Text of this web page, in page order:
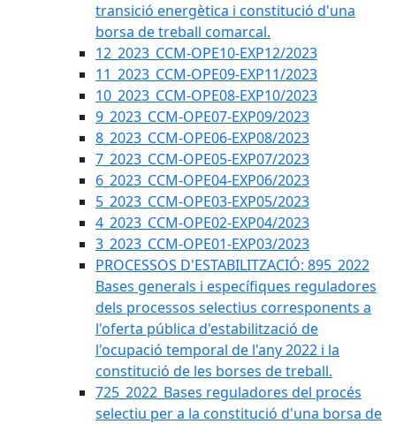
transició energètica i constitució d'una
borsa de treball comarcal.
12_2023_CCM-OPE10-EXP12/2023
11_2023_CCM-OPE09-EXP11/2023
10_2023_CCM-OPE08-EXP10/2023
9_2023_CCM-OPE07-EXP09/2023
8_2023_CCM-OPE06-EXP08/2023
7_2023_CCM-OPE05-EXP07/2023
6_2023_CCM-OPE04-EXP06/2023
5_2023_CCM-OPE03-EXP05/2023
4_2023_CCM-OPE02-EXP04/2023
3_2023_CCM-OPE01-EXP03/2023
PROCESSOS D'ESTABILITZACIÓ: 895_2022
Bases generals i específiques reguladores
dels processos selectius corresponents a
l'oferta pública d'estabilització de
l'ocupació temporal de l'any 2022 i la
constitució de les borses de treball.
725_2022_Bases reguladores del procés
selectiu per a la constitució d'una borsa de